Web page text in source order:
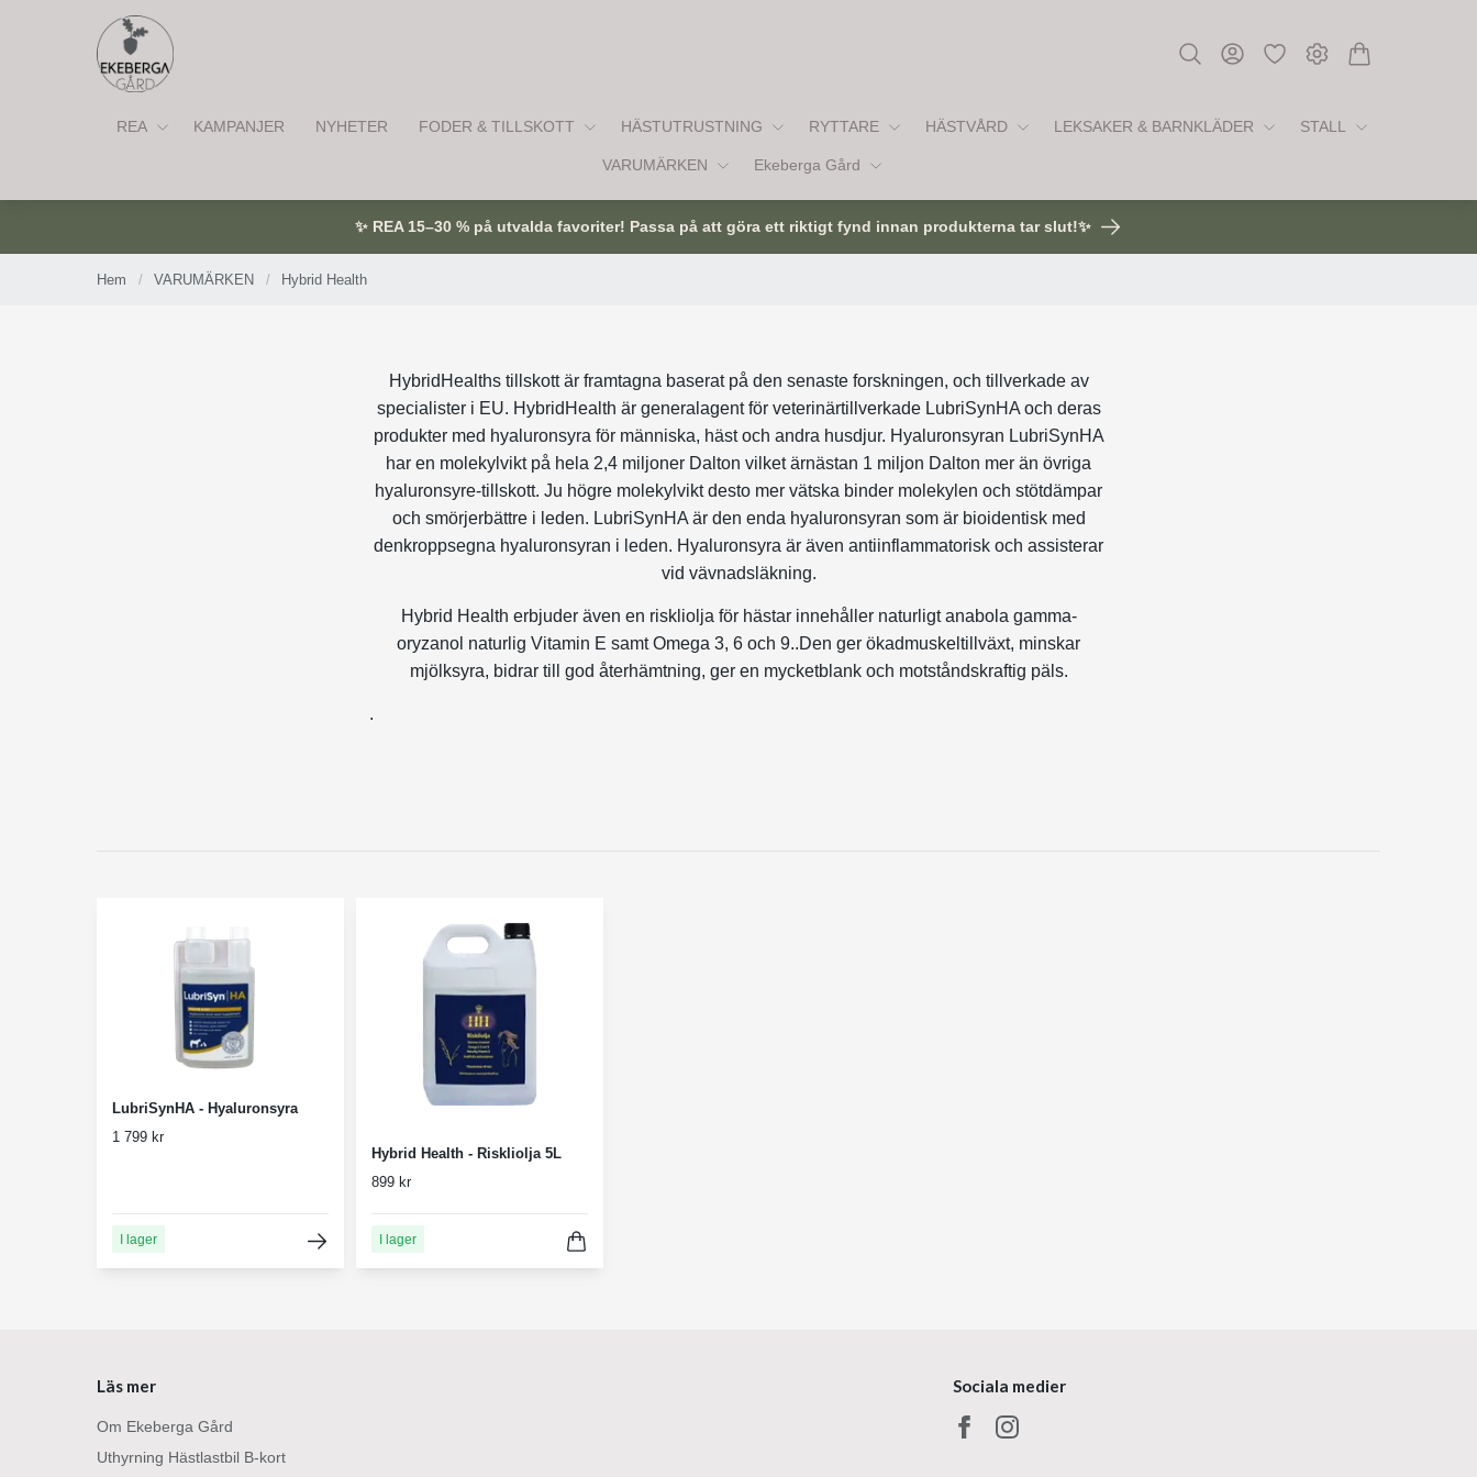
REA KAMPANJER NYHETER FODER & TILLSKOTT HÄSTUTRUSTNING RYTTARE HÄSTVÅRD LEKSAKER & BARNKLÄDER STALL
VARUMÄRKEN Ekeberga Gård
✨ REA 15–30 % på utvalda favoriter! Passa på att göra ett riktigt fynd innan produkterna tar slut!✨
Hem / VARUMÄRKEN / Hybrid Health
HybridHealths tillskott är framtagna baserat på den senaste forskningen, och tillverkade av
specialister i EU. HybridHealth är generalagent för veterinärtillverkade LubriSynHA och deras
produkter med hyaluronsyra för människa, häst och andra husdjur. Hyaluronsyran LubriSynHA
har en molekylvikt på hela 2,4 miljoner Dalton vilket ärnästan 1 miljon Dalton mer än övriga
hyaluronsyre-tillskott. Ju högre molekylvikt desto mer vätska binder molekylen och stötdämpar
och smörjerbättre i leden. LubriSynHA är den enda hyaluronsyran som är bioidentisk med
denkroppsegna hyaluronsyran i leden. Hyaluronsyra är även antiinflammatorisk och assisterar
vid vävnadsläkning.
Hybrid Health erbjuder även en riskliolja för hästar innehåller naturligt anabola gamma-
oryzanol naturlig Vitamin E samt Omega 3, 6 och 9..Den ger ökadmuskeltillväxt, minskar
mjölksyra, bidrar till god återhämtning, ger en mycketblank och motståndskraftig päls.
.
LubriSynHA - Hyaluronsyra
1 799 kr
I lager
Hybrid Health - Riskliolja 5L
899 kr
I lager
Läs mer
Om Ekeberga Gård
Uthyrning Hästlastbil B-kort
Sociala medier